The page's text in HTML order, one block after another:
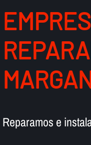
Reparamos e